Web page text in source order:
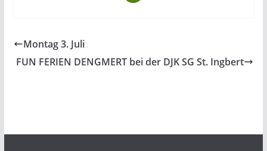
Montag 3. Juli
FUN FERIEN DENGMERT bei der DJK SG St. Ingbert